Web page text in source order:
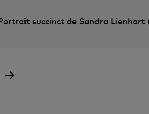
succinct de Sandra Lienhart